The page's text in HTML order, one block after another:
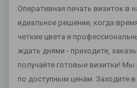
Оперативная печать визиток в
идеальное решение, когда
четкие цвета и
ждать днями - приходите,
получайте готовые визитки!
по доступным ценам. Заходите